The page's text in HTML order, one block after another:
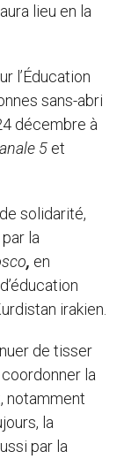
lieu en la
l’Éducation
sans-abri
décembre à
5 et
solidarité,
la
, en
irakien.
de tisser
la
notamment
la
par la